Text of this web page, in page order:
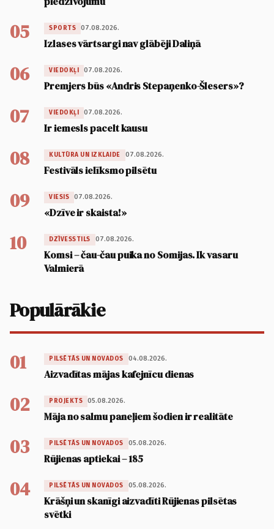
05 SPORTS 07.08.2026.
Izlases vārtsargi nav glābēji Daliņā
06 VIEDOKĻI 07.08.2026.
Premjers būs «Andris Stepaņenko-Šlesers»?
07 VIEDOKĻI 07.08.2026.
Ir iemesls pacelt kausu
08 KULTŪRA UN IZKLAIDE 07.08.2026.
Festivāls ielīksmo pilsētu
09 VIESIS 07.08.2026.
«Dzīve ir skaista!»
10 DZĪVESSTILS 07.08.2026.
Komsi – čau-čau puika no Somijas. Ik vasaru
Valmierā
Populārākie
01 PILSĒTĀS UN NOVADOS 04.08.2026.
Aizvadītas mājas kafejnīcu dienas
02 PROJEKTS 05.08.2026.
Māja no salmu paneļiem šodien ir realitāte
03 PILSĒTĀS UN NOVADOS 05.08.2026.
Rūjienas aptiekai – 185
04 PILSĒTĀS UN NOVADOS 05.08.2026.
Krāšņi un skanīgi aizvadīti Rūjienas pilsētas
svētki